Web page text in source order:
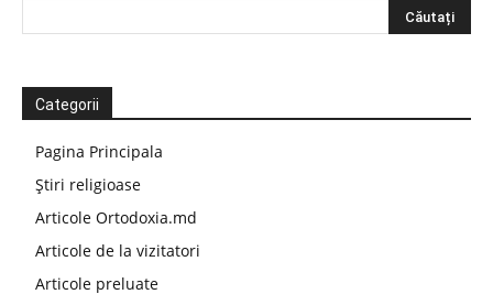
Categorii
Pagina Principala
Știri religioase
Articole Ortodoxia.md
Articole de la vizitatori
Articole preluate